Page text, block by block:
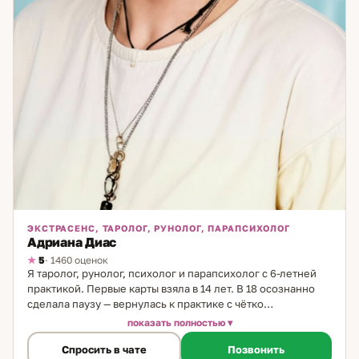
ЭКСТРАСЕНС, ТАРОЛОГ, РУНОЛОГ, ПАРАПСИХОЛОГ
Адриана Диас
5· 1460 оценок
Я таролог, рунолог, психолог и парапсихолог с 6-летней
практикой. Первые карты взяла в 14 лет. В 18 осознанно
сделала паузу — вернулась к практике с чётко
сформулированной позицией: карты не принимают
решение за человека. Они дают понимание. Выбор
остаётся за клиентом. Этот принцип — основа моего
показать полностью
Спросить в чате Позвонить